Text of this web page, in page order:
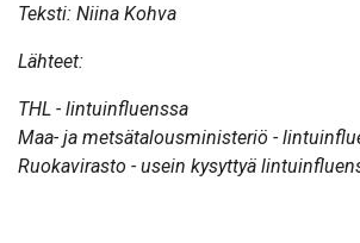
Teksti: Niina Kohva
Lähteet:
THL - lintuinfluenssa
Maa- ja metsätalousministeriö -
Ruokavirasto - usein kysyttyä